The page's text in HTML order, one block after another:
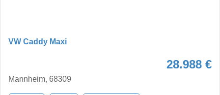
VW Caddy Maxi
28.988 €
Mannheim, 68309